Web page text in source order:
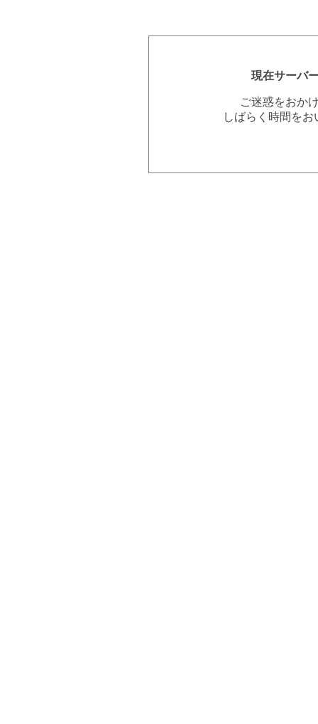
現在サーバ
ご迷惑をおか
しばらく時間を